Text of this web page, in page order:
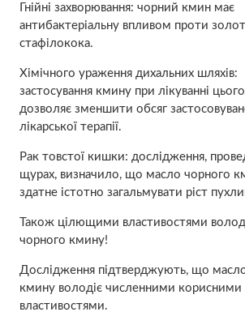
Гнійні захворювання: чорний кмин має
антибактеріальну впливом проти
стафілокока.
Хімічного ураження дихальних шляхів:
застосування кмину при лікуванні
дозволяє зменшити обсяг
лікарської терапії.
Рак товстої кишки: дослідження,
щурах, визначило, що масло чорного
здатне істотно загальмувати ріст
Також цілющими властивостями
чорного кмину!
Дослідження підтверджують, що
кмину володіє численними корисними
властивостями.